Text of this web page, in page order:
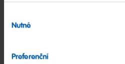
souhlasu
Nutné
Preferenční
jako nezapomenutelné.